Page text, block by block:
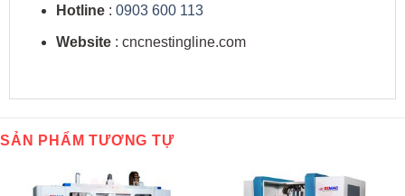
Hotline: 0903 600 113
Website: cncnestingline.com
SẢN PHẨM TƯƠNG TỰ